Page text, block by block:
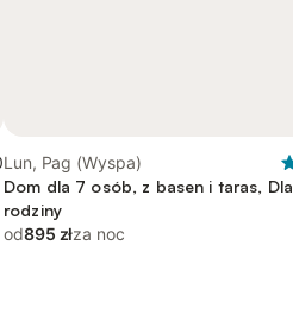
Lun, Pag (Wyspa)
Dom dla 7 osób, z basen i taras, Dla
rodziny
od895 złza noc